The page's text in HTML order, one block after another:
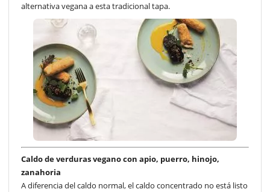
alternativa vegana a esta tradicional tapa.
Caldo de verduras vegano con apio, puerro, hinojo,
zanahoria
A diferencia del caldo normal, el caldo concentrado no está listo